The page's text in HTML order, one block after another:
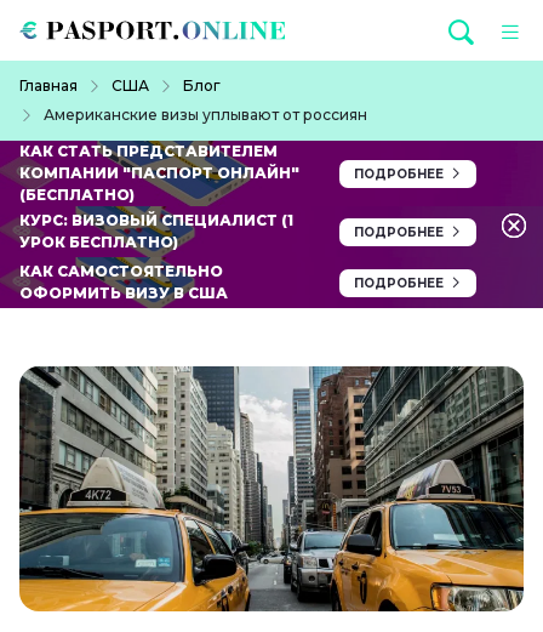
Главная США
Блог
Американские визы уплывают от россиян
КАК СТАТЬ ПРЕДСТАВИТЕЛЕМ
КОМПАНИИ "ПАСПОРТ ОНЛАЙН"
(БЕСПЛАТНО)
ПОДРОБНЕЕ
КУРС: ВИЗОВЫЙ СПЕЦИАЛИСТ (1
УРОК БЕСПЛАТНО)
ПОДРОБНЕЕ
КАК САМОСТОЯТЕЛЬНО
ОФОРМИТЬ ВИЗУ В США
ПОДРОБНЕЕ